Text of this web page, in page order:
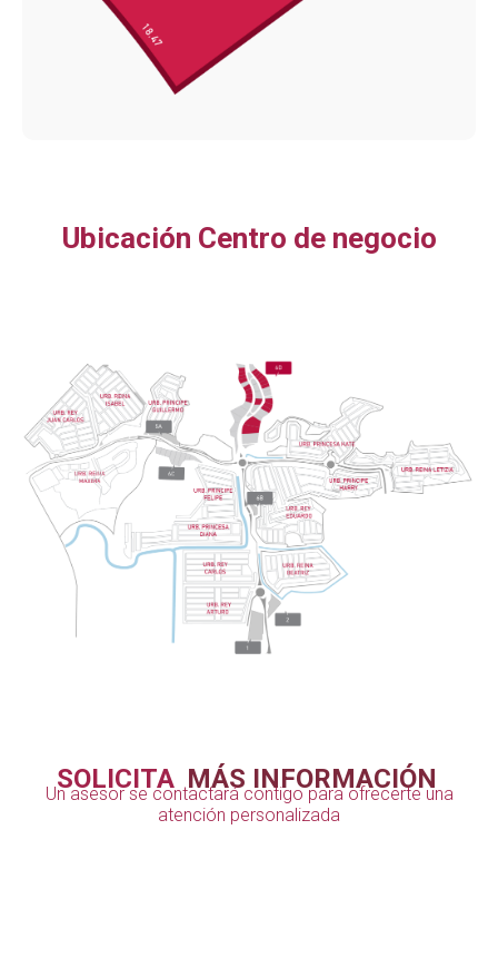
Ubicación Centro de negocio
SOLICITA MÁS INFORMACIÓN
Un asesor se contactará contigo para ofrecerte una
atención personalizada